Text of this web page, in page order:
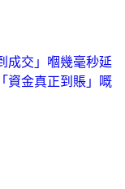
成交」嗰幾毫秒延
資金真正到賬」嘅